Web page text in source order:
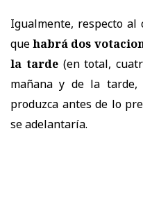
Igualmente, respecto al
quehabrá dos
la tarde(en total,
mañana y de la
produzca antes de lo
se adelantaría.